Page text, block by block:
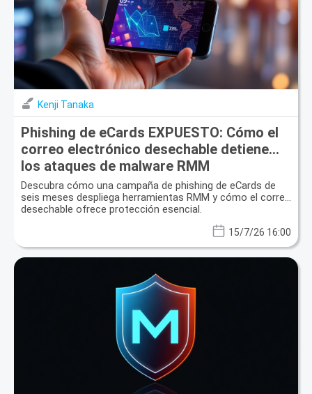
Kenji Tanaka
Phishing de eCards EXPUESTO: Cómo el
correo electrónico desechable detiene
los ataques de malware RMM
Descubra cómo una campaña de phishing de eCards de
seis meses despliega herramientas RMM y cómo el correo
desechable ofrece protección esencial.
15/7/26 16:00